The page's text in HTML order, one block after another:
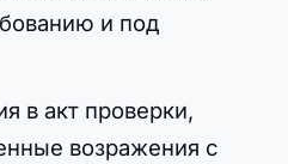
и под
в акт проверки,
возражения с